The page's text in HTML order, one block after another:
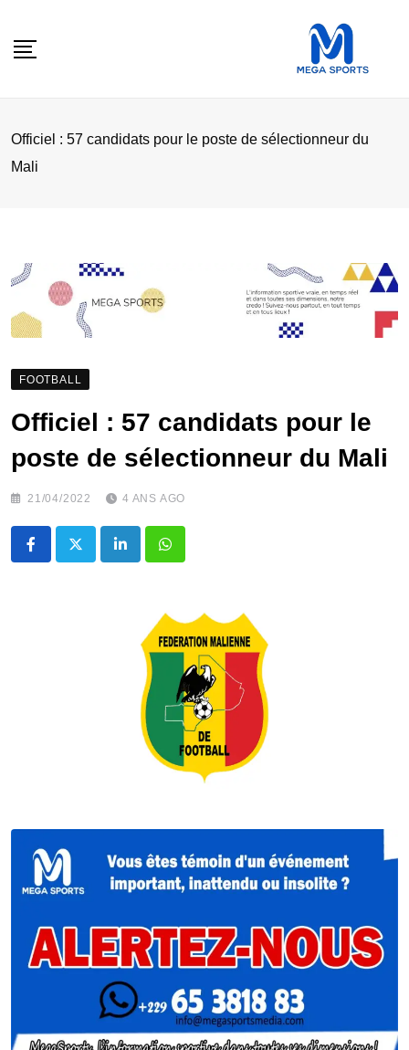
Officiel : 57 candidats pour le poste de sélectionneur du
Mali
FOOTBALL
Officiel : 57 candidats pour le
poste de sélectionneur du Mali
21/04/2022 4 ANS AGO
LinkedInWhatsapp